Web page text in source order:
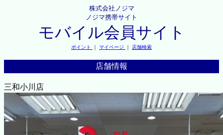
株式会社ノジマ
ノジマ携帯サイト
モバイル会員サイト
ポイント ｜ マイページ ｜ 店舗検索
店舗情報
三和小川店